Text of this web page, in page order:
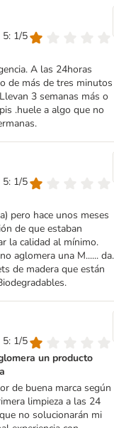
5: 1/5
A las 24horas
de más de tres minutos
3 semanas más o
.huele a algo que no
5: 1/5
pero hace unos meses
de que estaban
la calidad al mínimo.
aglomera una M...... da.
de madera que están
5: 1/5
un producto
de buena marca según
limpieza a las 24
no solucionarán mi